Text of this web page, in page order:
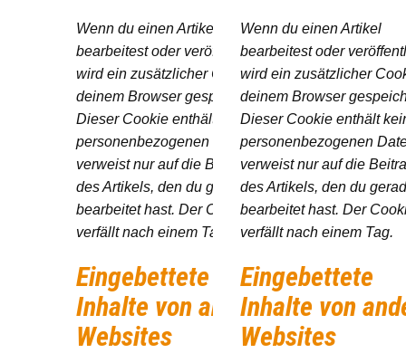
Wenn du einen Artikel
bearbeitest oder veröffentlichst,
wird ein zusätzlicher Cookie in
deinem Browser gespeichert.
Dieser Cookie enthält keine
personenbezogenen Daten und
verweist nur auf die Beitrags-ID
des Artikels, den du gerade
bearbeitet hast. Der Cookie
verfällt nach einem Tag.
Eingebettete
Inhalte von anderen
Websites
Wenn du einen Artikel
bearbeitest oder
wird ein zusätzlicher
deinem Browser
Dieser Cookie enthält
personenbezogenen
verweist nur auf die
des Artikels, den du
bearbeitet hast. Der
verfällt nach einem Tag.
Eingebettete
Inhalte von
Websites